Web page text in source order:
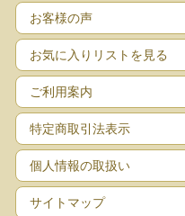
お客様の声
お気に入りリストを見る
ご利用案内
特定商取引法表示
個人情報の取扱い
サイトマップ